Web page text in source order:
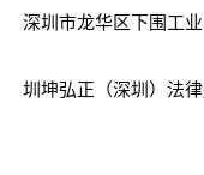
深圳市龙华区下围工
圳坤弘正（深圳）法